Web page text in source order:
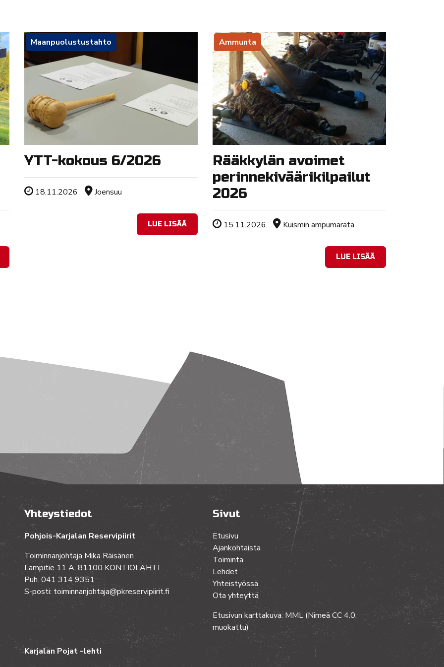
Maanpuolustustahto
YTT-kokous 6/2026
Tapahtuman ajankohta
18.11.2026 Sijainti
Joensuu
LUE LISÄÄ
Ammunta
Rääkkylän avoimet
perinnekiväärikilpailut
2026
Tapahtuman ajankohta
15.11.2026 Sijainti
Kuismin ampumarata
LUE LISÄÄ
Yhteystiedot
Pohjois-Karjalan Reservipiirit
Toiminnanjohtaja Mika Räisänen
Lampitie 11 A, 81100 KONTIOLAHTI
Puh. 041 314 9351
S-posti: toiminnanjohtaja@pkreservipiirit.fi
Karjalan Pojat -lehti
Sivut
Etusivu
Ajankohtaista
Toiminta
Lehdet
Yhteistyössä
Ota yhteyttä
Etusivun karttakuva: MML (Nimeä CC 4.0,
muokattu)